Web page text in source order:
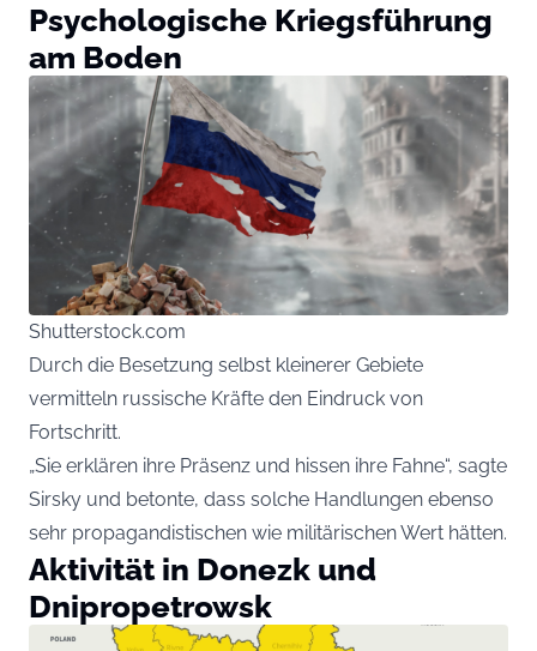
Psychologische Kriegsführung
am Boden
Shutterstock.com
Durch die Besetzung selbst kleinerer Gebiete
vermitteln russische Kräfte den Eindruck von
Fortschritt.
„Sie erklären ihre Präsenz und hissen ihre Fahne“, sagte
Sirsky und betonte, dass solche Handlungen ebenso
sehr propagandistischen wie militärischen Wert hätten.
Aktivität in Donezk und
Dnipropetrowsk